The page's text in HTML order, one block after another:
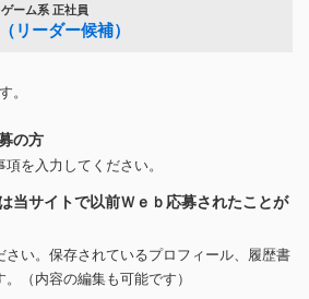
ーム系 正社員
リーダー候補）
。
の方
を入力してください。
当サイトで以前Ｗｅｂ応募されたことが
い。保存されているプロフィール、履歴書
（内容の編集も可能です）